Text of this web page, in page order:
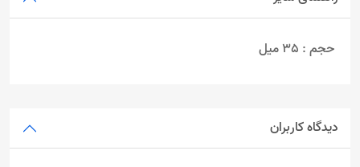
حجم : 35 میل
دیدگاه کاربران